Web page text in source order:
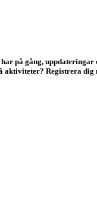
på gång, uppdateringar
aktiviteter? Registrera dig